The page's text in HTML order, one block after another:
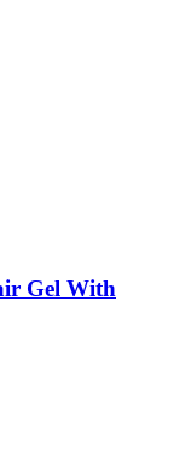
Gel With